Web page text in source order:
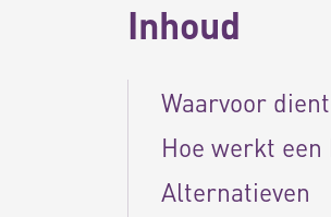
Inhoud
Waarvoor
Hoe werkt
Alternatieven